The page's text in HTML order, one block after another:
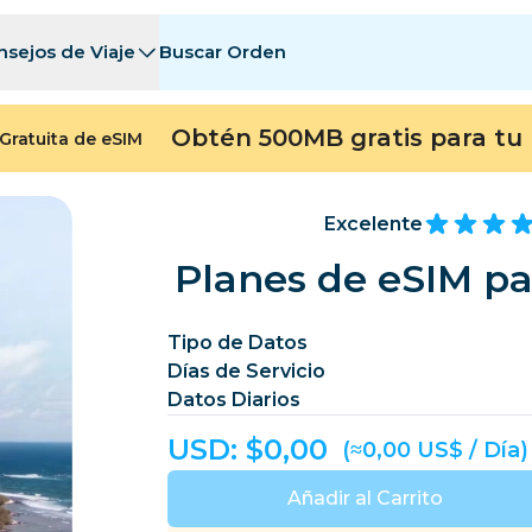
de Viaje Buscar Orden
Andorra
Bermudas
Camboya
Costa Rica Costa de Marfil
Dominica
Europa
de eSIM Obtén 500MB gratis para tu
Excelente
Planes de eSIM
Tipo de Datos
Días de Servicio
Datos Diarios
USD: $0,00 (≈0,00 US$ / Día)
Añadir al Carrito